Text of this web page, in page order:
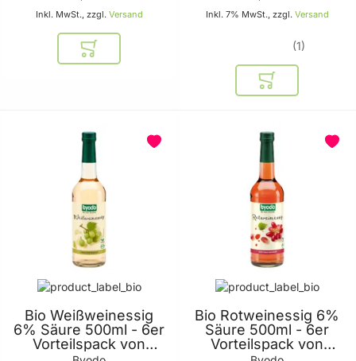
Inkl. MwSt., zzgl. Versand
In den Warenkorb
Inkl. 7% MwSt., zzgl. Versand
1
In den
Bio Weißweinessig
6% Säure 500ml - 6er
Vorteilspack von
Bio Rotweinessig 6%
Säure 500ml - 6er
Vorteilspack von